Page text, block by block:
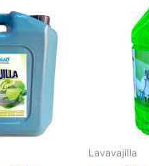
Lavavajilla